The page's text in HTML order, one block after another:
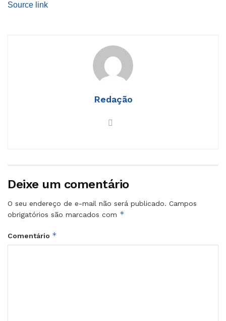
Source link
Redação
Deixe um comentário
O seu endereço de e-mail não será publicado. Campos
obrigatórios são marcados com *
Comentário *